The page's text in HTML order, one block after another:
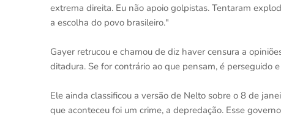
extrema direita. Eu não apoio golpistas. Tentaram
a escolha do povo brasileiro."
Gayer retrucou e chamou de diz haver censura a
ditadura. Se for contrário ao que pensam, é perseguido
Ele ainda classificou a versão de Nelto sobre o 8 de
que aconteceu foi um crime, a depredação. Esse